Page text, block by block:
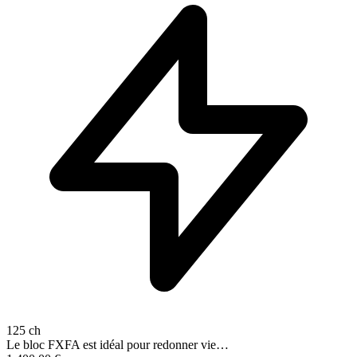
125 ch
Le bloc FXFA est idéal pour redonner vie…